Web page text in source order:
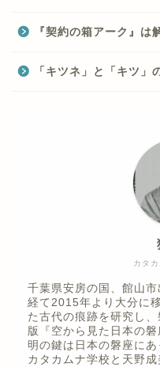
『契約の箱アーク』は
「キツネ」と「キツ」
カタ
千葉県安房の国、館山
経て2015年より大分に
た古代の痕跡を研究し
版『空から見た日本の
明の鍵は日本の磐座に
カタカムナ学校と天野